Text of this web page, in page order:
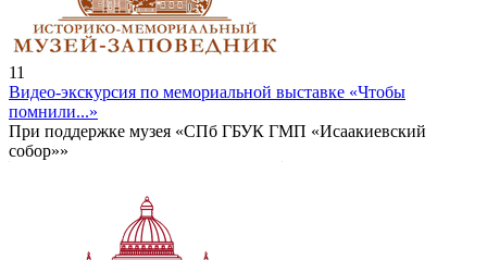
11
Видео-экскурсия по мемориальной выставке «Чтобы
помнили...»
При поддержке музея «СПб ГБУК ГМП «Исаакиевский
собор»»